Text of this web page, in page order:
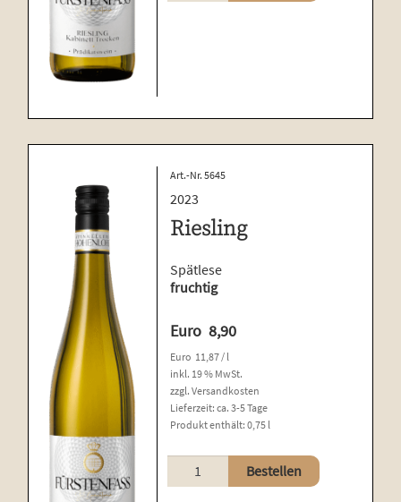
Art.-Nr. 5645
2023
Riesling
Spätlese
fruchtig
Euro 8,90
Euro 11,87 / l
inkl. 19 % MwSt.
zzgl.Versandkosten
Lieferzeit:ca. 3-5 Tage
Produkt enthält: 0,75 l
Riesling
Menge
Bestellen